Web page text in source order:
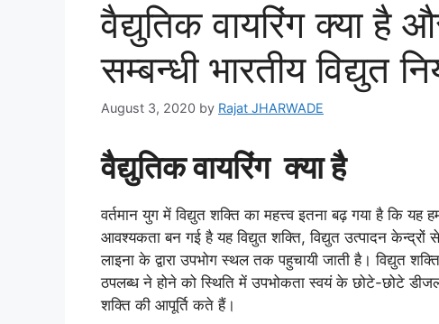
वैद्युतिक वायरिंग क्या है
सम्बन्धी भारतीय विद्युत
August 3, 2020 by Rajat JHARWADE
वैद्युतिक वायरिंग क्या है
वर्तमान युग में विद्युत शक्ति का महत्त्व इतना बढ़ गया है कि
आवश्यकता बन गई है यह विद्युत शक्ति, विद्युत उत्पादन
लाइना के द्वारा उपभोग स्थल तक पहुचायी जाती है। विद्युत
ठपलब्ध ने होने को स्थिति में उपभोकता स्वयं के‌ छोटे-छोटे
शक्ति की आपूर्ति कते हैं।